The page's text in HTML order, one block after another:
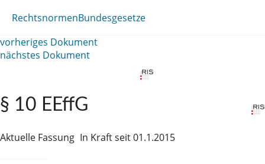
RechtsnormenBundesgesetze
vorheriges Dokument
nächstes Dokument
§ 10 EEffG
Aktuelle Fassung In Kraft seit 01.1.2015